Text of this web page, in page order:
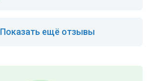
Показать ещё отзывы